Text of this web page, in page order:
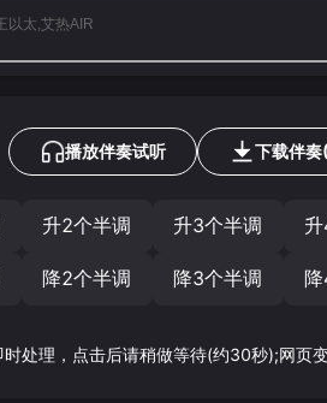
以太,艾热AIR
播放伴奏试听 下载伴奏(
升2个半调 升3个半调
降2个半调 降3个半调
处理，点击后请稍做等待(约30秒);网页